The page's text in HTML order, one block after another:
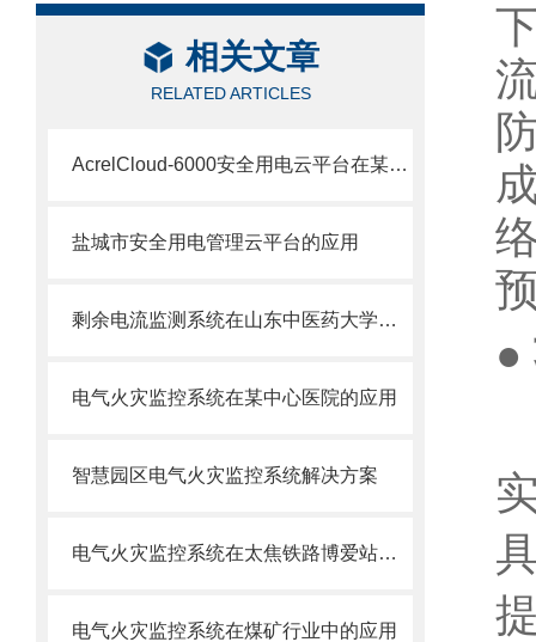
相关文章
RELATED ARTICLES
AcrelCloud-6000安全用电云平台在某商业广场的应用
盐城市安全用电管理云平台的应用
剩余电流监测系统在山东中医药大学附属医院C院病房改造项目中的应用
电气火灾监控系统在某中心医院的应用
智慧园区电气火灾监控系统解决方案
电气火灾监控系统在太焦铁路博爱站房项目的应用
电气火灾监控系统在煤矿行业中的应用
●